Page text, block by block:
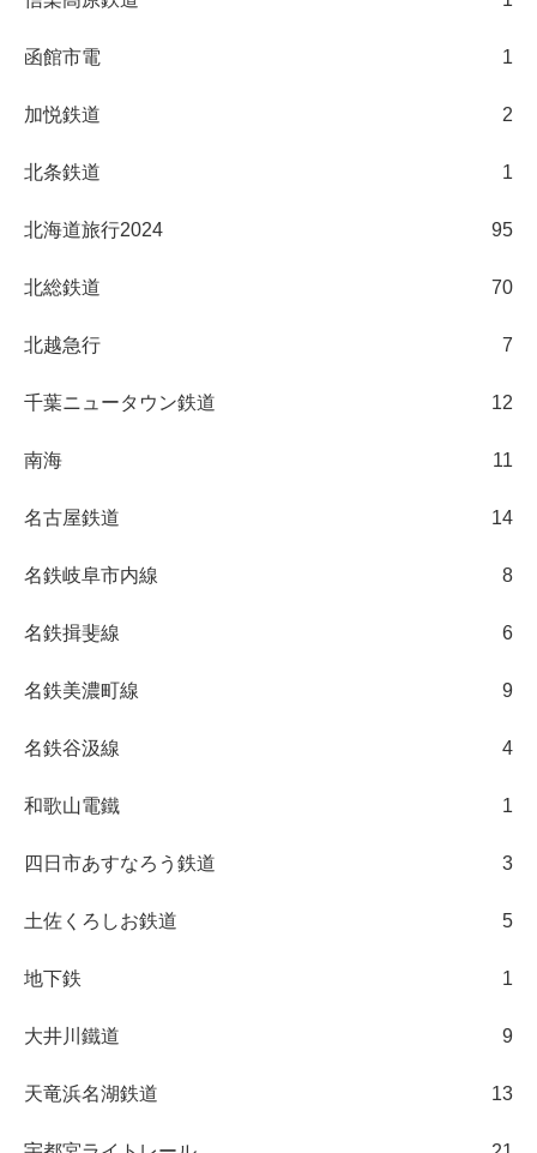
函館市電 1
加悦鉄道 2
北条鉄道 1
北海道旅行2024 95
北総鉄道 70
北越急行 7
千葉ニュータウン鉄道 12
南海 11
名古屋鉄道 14
名鉄岐阜市内線 8
名鉄揖斐線 6
名鉄美濃町線 9
名鉄谷汲線 4
和歌山電鐵 1
四日市あすなろう鉄道 3
土佐くろしお鉄道 5
地下鉄 1
大井川鐵道 9
天竜浜名湖鉄道 13